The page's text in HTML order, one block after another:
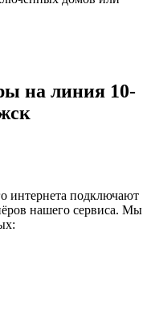
на линия 10-
интернета подключают
нашего сервиса. Мы